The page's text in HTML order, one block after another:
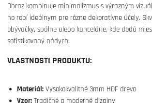
Obraz kombinuje minimalizmus s výrazným
ho robí ideálnym pre rôzne dekoratívne účely.
obývačky, spálne alebo kancelárie, kde dodá
sofistikovaný nádych.
VLASTNOSTI PRODUKTU:
Materiál: Vysokokvalitné 3mm HDF drevo
Vzor: Tradičné a moderné dizajny